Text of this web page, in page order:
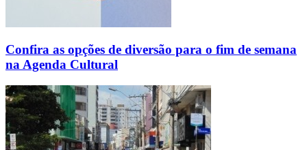
Confira as opções de diversão para o fim de semana
na Agenda Cultural